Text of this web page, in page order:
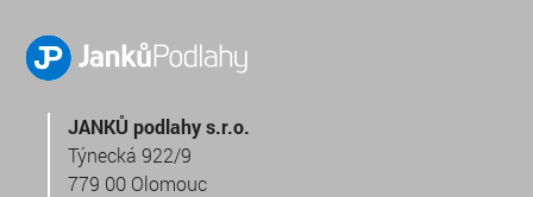
JANKŮ podlahy s.r.o.
Týnecká 922/9
779 00 Olomouc